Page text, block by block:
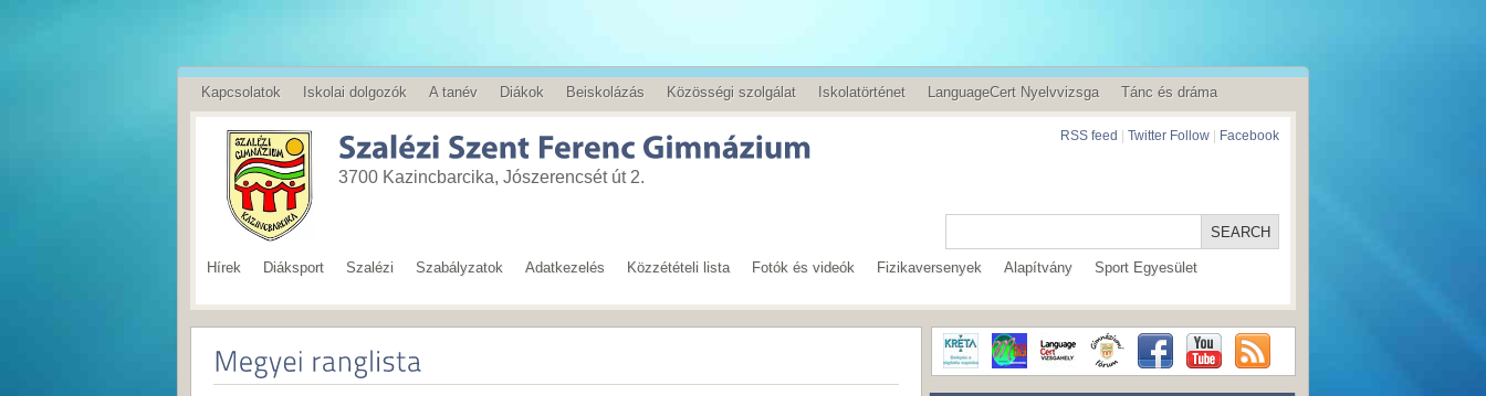
Kapcsolatok Iskolai dolgozók A tanév Diákok Beiskolázás Közösségi szolgálat Iskolatörténet LanguageCert Nyelvvizsga Tánc és dráma
English
3700 Kazincbarcika, Jószerencsét út 2.
RSS feed Twitter Follow Facebook
Hírek Diáksport Szalézi Szabályzatok Adatkezelés Közzétételi lista Fotók és videók Fizikaversenyek Alapítvány Sport Egyesület